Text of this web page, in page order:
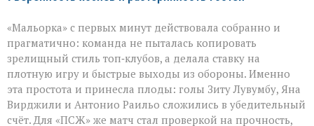
«Мальорка» с первых минут действовала собранно и
прагматично: команда не пыталась копировать
зрелищный стиль топ‑клубов, а делала ставку на
плотную игру и быстрые выходы из обороны. Именно
эта простота и принесла плоды: голы Зиту Лувумбу, Яна
Вирджили и Антонио Раильо сложились в убедительный
счёт. Для «ПСЖ» же матч стал проверкой на прочность,